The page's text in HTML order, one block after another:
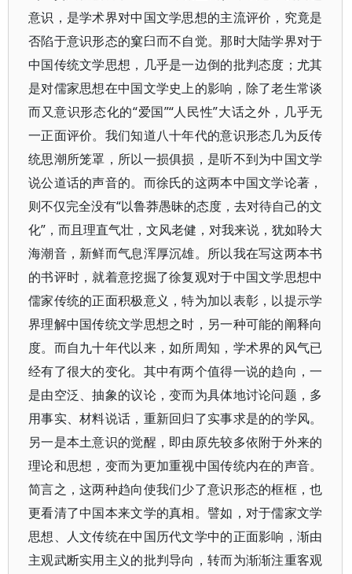
意识，是学术界对中国文学思想的主流评价，究竟是
否陷于意识形态的窠臼而不自觉。那时大陆学界对于
中国传统文学思想，几乎是一边倒的批判态度；尤其
是对儒家思想在中国文学史上的影响，除了老生常谈
而又意识形态化的“爱国”“人民性”大话之外，几乎无
一正面评价。我们知道八十年代的意识形态几为反传
统思潮所笼罩，所以一损俱损，是听不到为中国文学
说公道话的声音的。而徐氏的这两本中国文学论著，
则不仅完全没有“以鲁莽愚昧的态度，去对待自己的文
化”，而且理直气壮，文风老健，对我来说，犹如聆大
海潮音，新鲜而气息浑厚沉雄。所以我在写这两本书
的书评时，就着意挖掘了徐复观对于中国文学思想中
儒家传统的正面积极意义，特为加以表彰，以提示学
界理解中国传统文学思想之时，另一种可能的阐释向
度。而自九十年代以来，如所周知，学术界的风气已
经有了很大的变化。其中有两个值得一说的趋向，一
是由空泛、抽象的议论，变而为具体地讨论问题，多
用事实、材料说话，重新回归了实事求是的的学风。
另一是本土意识的觉醒，即由原先较多依附于外来的
理论和思想，变而为更加重视中国传统内在的声音。
简言之，这两种趋向使我们少了意识形态的框框，也
更看清了中国本来文学的真相。譬如，对于儒家文学
思想、人文传统在中国历代文学中的正面影响，渐由
主观武断实用主义的批判导向，转而为渐渐注重客观